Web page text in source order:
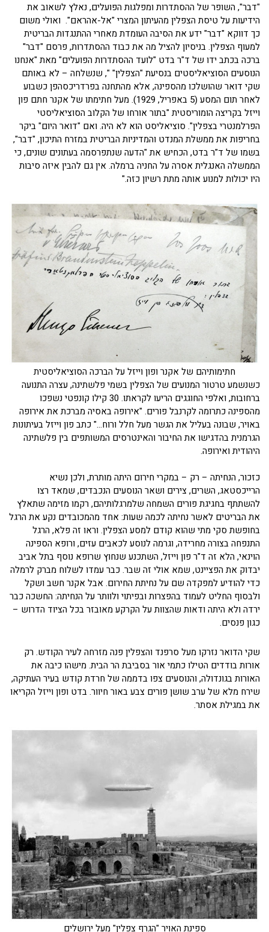
"דבר", השופר של ההסתדרות ומפלגות הפועלים, נאלץ לשאוב את
הידיעות על טיסת הצפלין מהעיתון המצרי "אל-אהראם". ואולי משום
כך דווקא "דבר" ידע את הסיבה העומדת מאחרי ההתנגדות הבריטית
למעוף הצפלין. בניסיון להציל מה את כבוד ההסתדרות, פרסם "דבר"
ברכה בכתב ידו של ד"ר בדט "לועד ההסתדרות הפועלים" מאת "אנחנו
הנוסעים הסוציאליסטים בנסיעת "הצפלין" ", שנשלחה – לא באותם
שקי דואר שהושלכו מהספינה, אלא מהתחנה בפרדריכסהפן כשבוע
לאחר תום המסע (5 באפריל, 1929). מעל חתימתו של אקנר חתם פון
וייזל בקריצה הומוריסטית "בתור אורחו של הקלוב הסוציאליסטי
הפרלמנטרי בצפלין". סוציאליסט הוא לא היה. ואם "דואר היום" ביקר
בחריפות את ממשלת המנדט והמדיניות הבריטית במזרח התיכון, "דבר",
בשמו של ד"ר בדט, הכחיש את "הדעה שנתפרסמה בעתונים שונים, כי
הממשלה האנגלית אסרה על החניה ברמלה. אין גם להבין איזה סיבות
היו יכולות למנוע אותה מתת רשיון כזה."
חתימותיהם של אקנר ופון וייזל על הברכה הסוציאליסטית
כשנשמע טרטור המנועים של הצפלין בשמי פלשתינה, עצרה התנועה
ברחובות, ואלפי החוגגים הריעו לקראתו. 30 קילו קונפטי נשפכו
מהספינה כתרומה לקרנבל פורים. "אירופה באסיה מברכת את אירופה
באויר, שבונה בעליל את הגשר מעל חלל ורוח…" כתב פון וייזל בעיתונות
הגרמנית בהדגישו את החיבור והאינטרסים המשותפים בין פלשתינה
היהודית ואירופה.
כזכור, הנחיתה – רק – במקרי חירום היתה מותרת, ולכן נשיא
הרייכסטאג, השרים, צירים ושאר הנוסעים הנכבדים, שמאד רצו
להשתתף בחגיגת פורים השמחה שלמרגלותיהם, רקמו מזימה שתאלץ
את הבריטים לאשר נחיתה לכמה שעות: אחד מהמכובדים נקע את הרגל
בחופשת סקי מתי שהוא קודם למסע הצפלין. וראו זה פלא, הרגל
התנפחה בצורה מחרידה, וגרמה לנוסע לכאבים עזים, ורופא הספינה
הוינאי, הלא זה ד"ר פון וייזל, השתכנע שנחוץ שרופא נוסף בתל אביב
יבדוק את הפציינט, שמא אולי זה שבר. כבר עמדו לשלוח מברק לרמלה
כדי להודיע למפקדה שם על נחיתת החירום. אבל אקנר חשב ושקל
ולבסוף החליט לעמוד בהפצרות ובפיתוי ולוותר על הנחיתה: החשכה כבר
ירדה ולא היתה ודאות שהצוות על הקרקע מאובזר בכל הציוד הדרוש –
כגון פנסים.
שקי הדואר נזרקו מעל סרפנד והצפלין פנה מזרחה לעיר הקודש. רק
אורות בודדים הטילו כתמי אור בסביבת הר הבית. מישהו כיבה את
האורות בגונדולה, והנוסעים צפו בדממה של חרדת קודש בעיר העתיקה,
שירח מלא של ערב שושן פורים צבע באור חיוור. בדט ופון וייזל הקריאו
את במגילת אסתר.
ספינת האויר "הגרף צפלין" מעל ירושלים